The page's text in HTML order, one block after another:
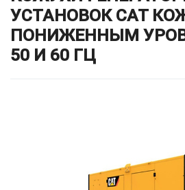
УСТАНОВОК CAT
ПОНИЖЕННЫМ
50 И 60 ГЦ